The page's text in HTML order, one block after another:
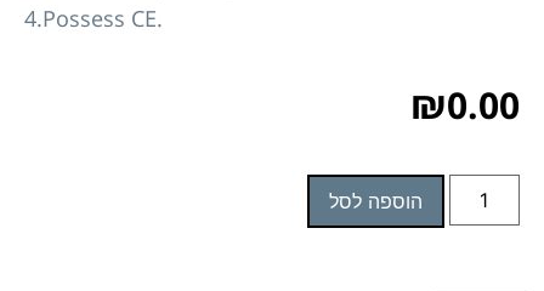
4.Possess CE.
₪0.00
הוספה לסל